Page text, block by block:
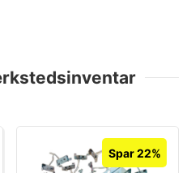
Spar 22%